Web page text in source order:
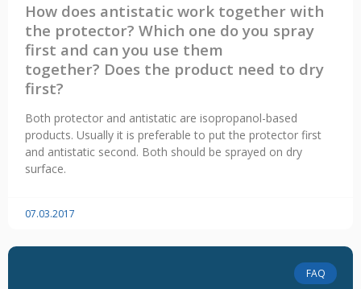
How does antistatic work together with
the protector? Which one do you spray
first and can you use them
together? Does the product need to dry
first?
Both protector and antistatic are isopropanol-based
products. Usually it is preferable to put the protector first
and antistatic second. Both should be sprayed on dry
surface.
07.03.2017
FAQ